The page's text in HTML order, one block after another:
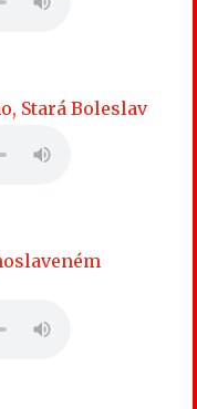
Stará Boleslav